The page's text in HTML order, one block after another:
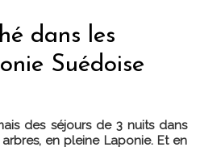
dans les
Suédoise
des séjours de 3 nuits dans
en pleine Laponie. Et en